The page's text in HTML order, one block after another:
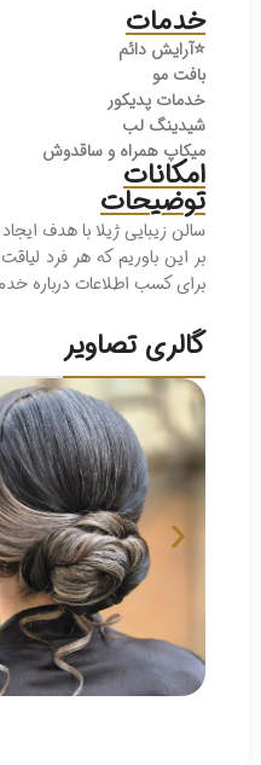
خدمات
⭐️آرایش دائم
بافت مو
خدمات پدیکور
شیدینگ لب
میکاپ همراه و ساقدوش
امکانات
توضیحات
سالن زیبایی ژیلا با هدف
بر این باوریم که هر فرد
برای کسب اطلاعات درباره
گالری تصاویر